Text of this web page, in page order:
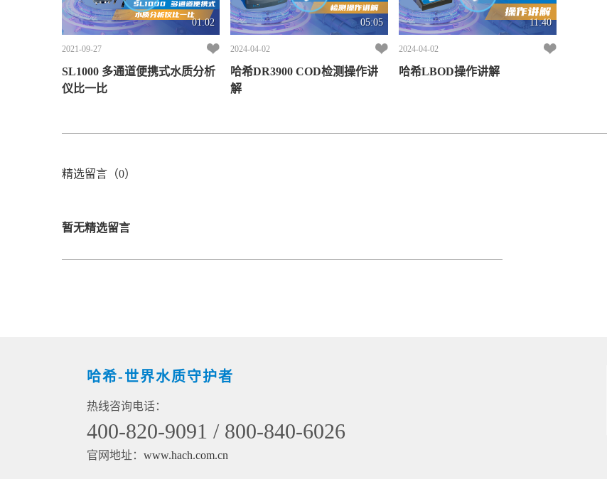
01:02
2021-09-27
SL1000 多通道便携式水质分析
仪比一比
05:05
2024-04-02
哈希DR3900 COD检测操作讲
解
11:40
2024-04-02
哈希LBOD操作讲解
精选留言（0）
暂无精选留言
哈希-世界水质守护者
热线咨询电话：
400-820-9091 / 800-840-6026
官网地址： www.hach.com.cn